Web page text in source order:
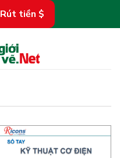
Rút tiền $